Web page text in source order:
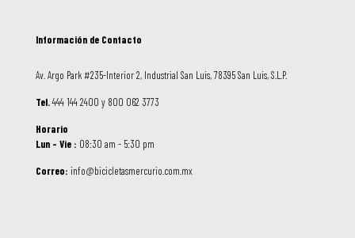
Información de Contacto
Av. Argo Park #235-Interior 2, Industrial San Luis, 78395 San Luis, S.L.P.
Tel.444 144 2400 y 800 062 3773
Horario
Lun – Vie : 08:30 am - 5:30 pm
Correo: info@bicicletasmercurio.com.mx